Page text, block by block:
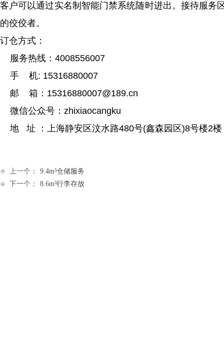
客户可以通过实名制智能门禁系统随时进出。接待服
的佼佼者。
订仓方式：
服务热线：4008556007
手 机: 15316880007
邮 箱：15316880007@189.cn
微信公众号：zhixiaocangku
地 址 ：上海静安区汶水路480号(鑫森园区)8号楼2楼
上一个：
9.4m³仓储服务
下一个：
8.6m³行李存放